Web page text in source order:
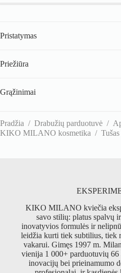
Pristatymas
Priežiūra
Grąžinimai
Pradžia / Drabužių parduotuvė /
KIKO MILANO kosmetika /
KIKO MILANO kviečia
savo stilių: platus spalvų
inovatyvios formulės ir
leidžia kurti tiek subtilius, tiek
vakarui. Gimęs 1997 m.
vienija 1 000+ parduotuvių
inovacijų bei prieinamumo